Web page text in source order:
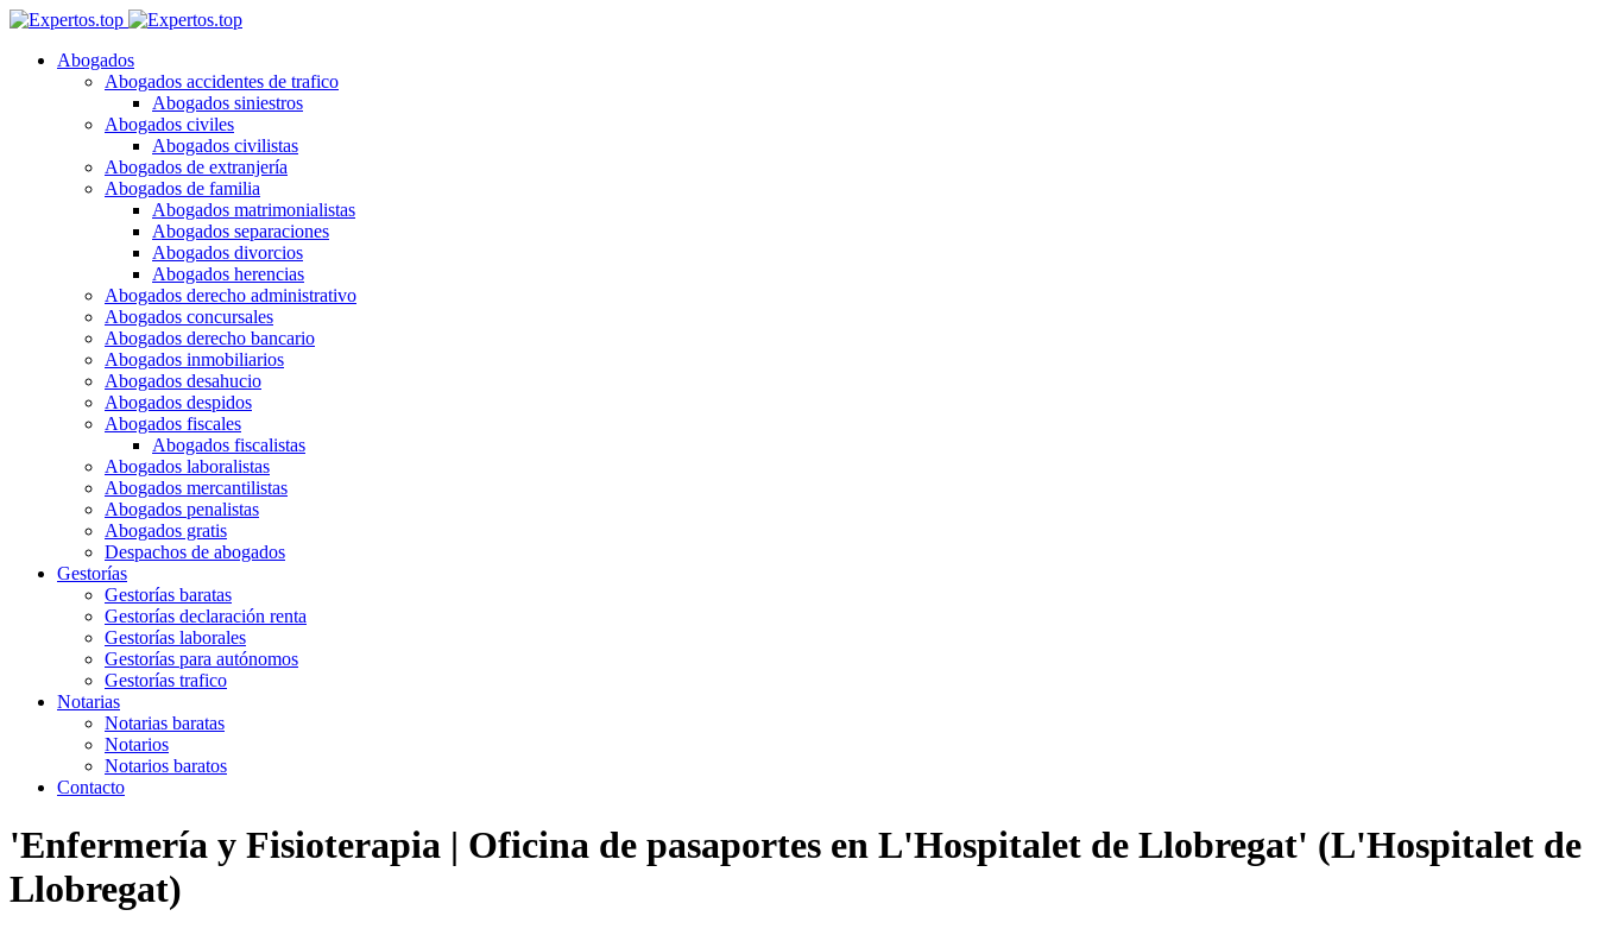
Abogados
Abogados accidentes de trafico
Abogados siniestros
Abogados civiles
Abogados civilistas
Abogados de extranjería
Abogados de familia
Abogados matrimonialistas
Abogados separaciones
Abogados divorcios
Abogados herencias
Abogados derecho administrativo
Abogados concursales
Abogados derecho bancario
Abogados inmobiliarios
Abogados desahucio
Abogados despidos
Abogados fiscales
Abogados fiscalistas
Abogados laboralistas
Abogados mercantilistas
Abogados penalistas
Abogados gratis
Despachos de abogados
Gestorías
Gestorías baratas
Gestorías declaración renta
Gestorías laborales
Gestorías para autónomos
Gestorías trafico
Notarias
Notarias baratas
Notarios
Notarios baratos
Contacto
'Enfermería y Fisioterapia | Oficina de pasaportes en L'Hospitalet de Llobregat' (L'Hospitalet de
Llobregat)